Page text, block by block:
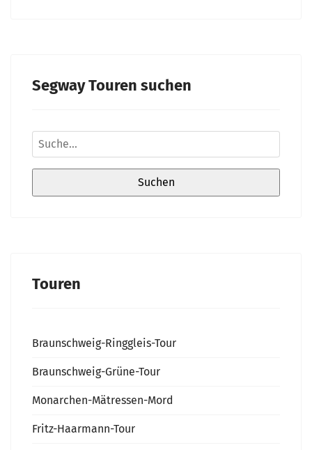
Segway Touren suchen
Touren
Braunschweig-Ringgleis-Tour
Braunschweig-Grüne-Tour
Monarchen-Mätressen-Mord
Fritz-Haarmann-Tour